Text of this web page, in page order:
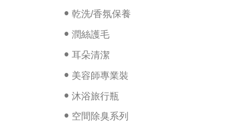
乾洗/香氛保養
潤絲護毛
耳朵清潔
美容師專業裝
沐浴旅行瓶
空間除臭系列